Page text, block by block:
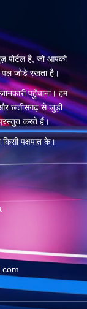
पोर्टल है, जो आपको
जोड़े रखता है।
पहुँचाना। हम
छत्तीसगढ़ से जुड़ी
करते हैं।
पक्षपात के।